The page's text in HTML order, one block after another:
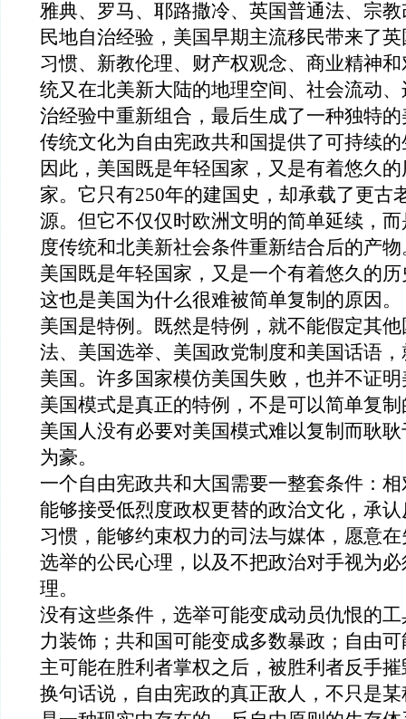
雅典、罗马、耶路撒冷、英国普通法、宗
民地自治经验，美国早期主流移民带来了
习惯、新教伦理、财产权观念、商业精神
统又在北美新大陆的地理空间、社会流动
治经验中重新组合，最后生成了一种独特
传统文化为自由宪政共和国提供了可持续的
因此，美国既是年轻国家， 又是有着悠久的
家。它只有250年的建国史，却承载了更古
源。 但它不仅仅时欧洲文明的简单延续，
度传统和北美新社会条件重新结合后的产物
美国既是年轻国家， 又是一个有着悠久的历
这也是美国为什么很难被简单复制的原因。
美国是特例。既然是特例，就不能假定其
法、美国选举、美国政党制度和美国话语
美国。许多国家模仿美国失败，也并不证
美国模式是真正的特例，不是可以简单复制
美国人没有必要对美国模式难以复制而耿
为豪。
一个自由宪政共和大 国需要一整套条件：
能够接受低烈度政权更替的政治文化，承
习惯，能够约束权力的司法与媒体，愿意
选举的公民心理，以及不把政治对手视为
理。
没有这些条件，选举可能变成动员仇恨的
力装饰；共和国可能变成多数暴政；自由
主可能在胜利者掌权之 后 ，被胜利者反手摧
换句话说，自由宪政的真正敌人，不只是